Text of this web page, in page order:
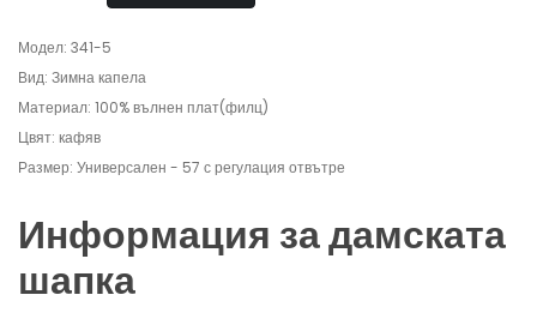
Модел: 341-5
Вид: Зимна капела
Материал: 100% вълнен плат(филц)
Цвят: кафяв
Размер: Универсален - 57 с регулация отвътре
Информация за дамската
шапка